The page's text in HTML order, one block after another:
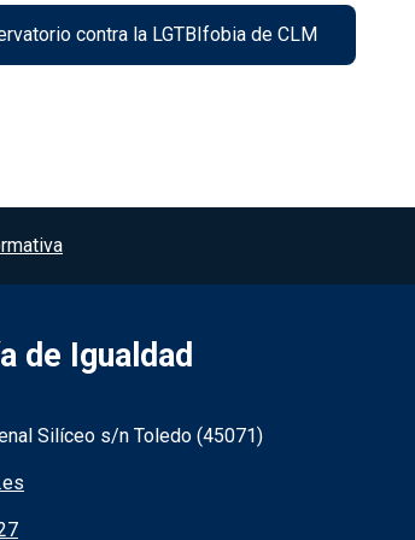
contra la LGTBIfobia de CLM
de Igualdad
de la institución
Silíceo s/n Toledo (45071)